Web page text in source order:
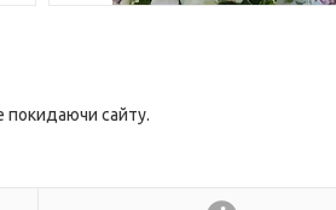
покидаючи сайту.